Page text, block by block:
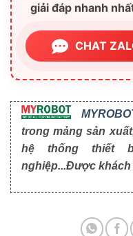
giải đáp nhanh
CHAT
trong mảng sản
hệ thống thiết
nghiệp...Được khách